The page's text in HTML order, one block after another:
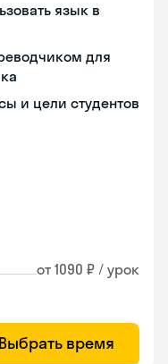
язык в
для
и цели студентов
от 1090 ₽ / урок
Выбрать время